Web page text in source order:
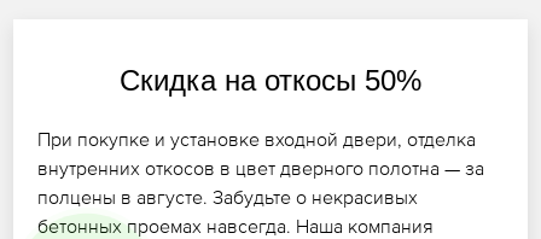
Скидка на откосы 50%
При покупке и установке входной двери, отделка
внутренних откосов в цвет дверного полотна — за
полцены в августе. Забудьте о некрасивых
бетонных проемах навсегда. Наша компания